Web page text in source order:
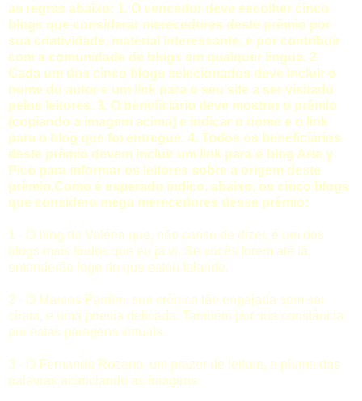
as regras abaixo: 1. O vencedor deve escolher cinco
blogs que considerar merecedores deste prêmio por
sua criatividade, material interessante, e por contribuir
com a comunidade de blogs em qualquer língua. 2.
Cada um dos cinco blogs selecionados deve incluir o
nome do autor e um link para o seu site a ser visitado
pelos leitores. 3. O beneficiário deve mostrar o prêmio
(copiando a imagem acima) e indicar o nome e o link
para o blog que foi entregue. 4. Todos os beneficiários
deste prêmio devem incluir um link para o blog Arte y
Pico para informar os leitores sobre a origem deste
prêmio.Como é esperado indico, abaixo, os cinco blogs
que considero mega merecedores desse prêmio:
1 - O blog da Valéria que, não canso de dizer, é um dos
blogs mais lindos que eu já vi. Se vocês forem até lá,
entenderão logo do que estou falando.
2 - O Marcos Pardim, sua crônica tão engajada sem ser
chata, e uma poesia delicada. Também por sua constância
por estas paragens virtuais.
3 - O Fernando Rozano, um prazer de leitura, a pluma das
palavras acariciando as imagens.